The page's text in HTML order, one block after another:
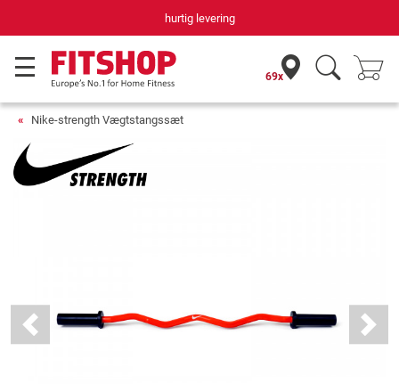
hurtig levering
69x
Nike-strength Vægtstangssæt
Previous Next